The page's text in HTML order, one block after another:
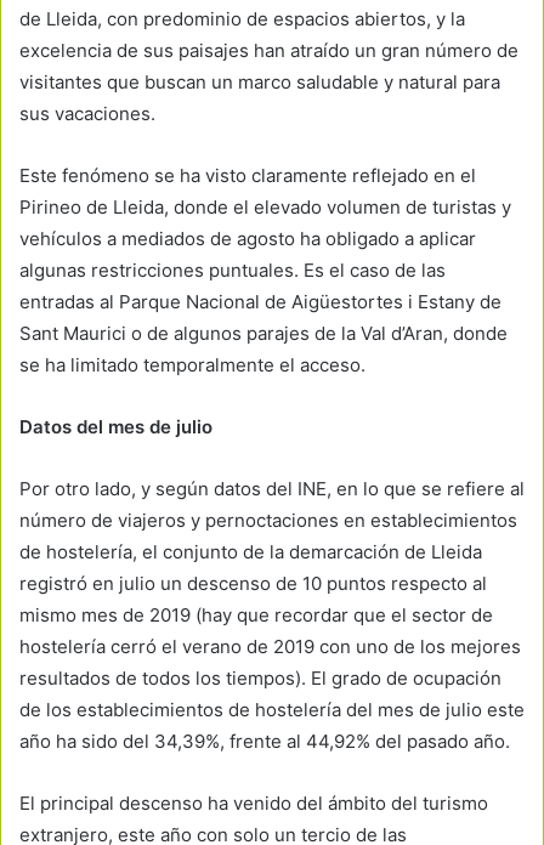
de Lleida, con predominio de espacios abiertos, y la
excelencia de sus paisajes han atraído un gran número de
visitantes que buscan un marco saludable y natural para
sus vacaciones.
Este fenómeno se ha visto claramente reflejado en el
Pirineo de Lleida, donde el elevado volumen de turistas y
vehículos a mediados de agosto ha obligado a aplicar
algunas restricciones puntuales. Es el caso de las
entradas al Parque Nacional de Aigüestortes i Estany de
Sant Maurici o de algunos parajes de la Val d’Aran, donde
se ha limitado temporalmente el acceso.
Datos del mes de julio
Por otro lado, y según datos del INE, en lo que se refiere al
número de viajeros y pernoctaciones en establecimientos
de hostelería, el conjunto de la demarcación de Lleida
registró en julio un descenso de 10 puntos respecto al
mismo mes de 2019 (hay que recordar que el sector de
hostelería cerró el verano de 2019 con uno de los mejores
resultados de todos los tiempos). El grado de ocupación
de los establecimientos de hostelería del mes de julio este
año ha sido del 34,39%, frente al 44,92% del pasado año.
El principal descenso ha venido del ámbito del turismo
extranjero, este año con solo un tercio de las